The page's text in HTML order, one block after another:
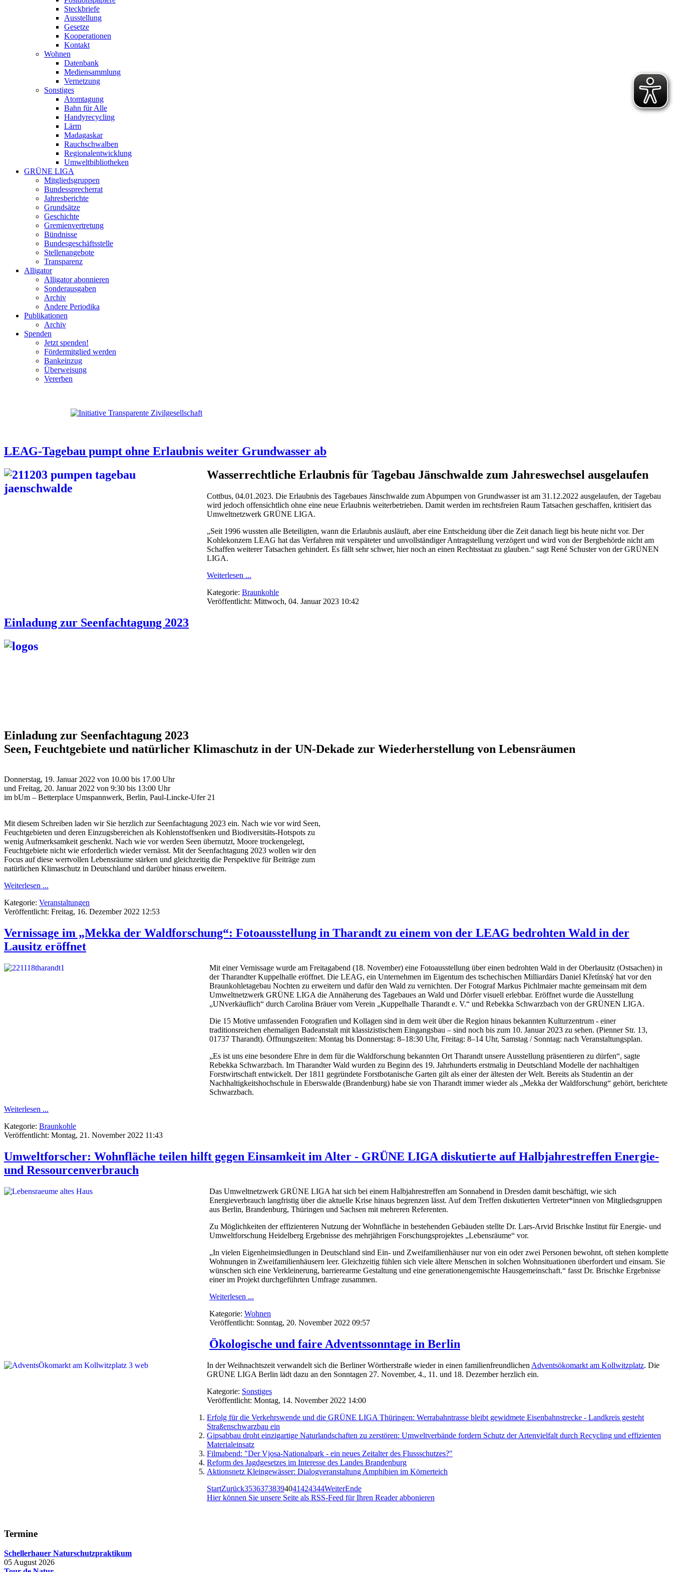
Steckbriefe
Ausstellung
Gesetze
Kooperationen
Kontakt
Wohnen
Datenbank
Mediensammlung
Vernetzung
Sonstiges
Atomtagung
Bahn für Alle
Handyrecycling
Lärm
Madagaskar
Rauchschwalben
Regionalentwicklung
Umweltbibliotheken
GRÜNE LIGA
Mitgliedsgruppen
Bundessprecherrat
Jahresberichte
Grundsätze
Geschichte
Gremienvertretung
Bündnisse
Bundesgeschäftsstelle
Stellenangebote
Transparenz
Alligator
Alligator abonnieren
Sonderausgaben
Archiv
Andere Periodika
Publikationen
Archiv
Spenden
Jetzt spenden!
Fördermitglied werden
Bankeinzug
Überweisung
Vererben
LEAG-Tagebau pumpt ohne Erlaubnis weiter Grundwasser ab
Wasserrechtliche Erlaubnis für Tagebau Jänschwalde zum Jahreswechsel ausgelaufen
Cottbus, 04.01.2023. Die Erlaubnis des Tagebaues Jänschwalde zum Abpumpen von Grundwasser ist am 31.12.2022 ausgelaufen, der Tagebau
wird jedoch offensichtlich ohne eine neue Erlaubnis weiterbetrieben. Damit werden im rechtsfreien Raum Tatsachen geschaffen, kritisiert das
Umweltnetzwerk GRÜNE LIGA.
„Seit 1996 wussten alle Beteiligten, wann die Erlaubnis ausläuft, aber eine Entscheidung über die Zeit danach liegt bis heute nicht vor. Der
Kohlekonzern LEAG hat das Verfahren mit verspäteter und unvollständiger Antragstellung verzögert und wird von der Bergbehörde nicht am
Schaffen weiterer Tatsachen gehindert. Es fällt sehr schwer, hier noch an einen Rechtsstaat zu glauben.“ sagt René Schuster von der GRÜNEN
LIGA.
Weiterlesen ...
Kategorie: Braunkohle
Veröffentlicht: Mittwoch, 04. Januar 2023 10:42
Einladung zur Seenfachtagung 2023
Einladung zur Seenfachtagung 2023
Seen, Feuchtgebiete und natürlicher Klimaschutz in der UN-Dekade zur Wiederherstellung von Lebensräumen
Donnerstag, 19. Januar 2022 von 10.00 bis 17.00 Uhr
und Freitag, 20. Januar 2022 von 9:30 bis 13:00 Uhr
im bUm – Betterplace Umspannwerk, Berlin, Paul-Lincke-Ufer 21
Mit diesem Schreiben laden wir Sie herzlich zur Seenfachtagung 2023 ein. Nach wie vor wird Seen,
Feuchtgebieten und deren Einzugsbereichen als Kohlenstoffsenken und Biodiversitäts-Hotspots zu
wenig Aufmerksamkeit geschenkt. Nach wie vor werden Seen übernutzt, Moore trockengelegt,
Feuchtgebiete nicht wie erforderlich wieder vernässt. Mit der Seenfachtagung 2023 wollen wir den
Focus auf diese wertvollen Lebensräume stärken und gleichzeitig die Perspektive für Beiträge zum
natürlichen Klimaschutz in Deutschland und darüber hinaus erweitern.
Weiterlesen ...
Kategorie: Veranstaltungen
Veröffentlicht: Freitag, 16. Dezember 2022 12:53
Vernissage im „Mekka der Waldforschung“: Fotoausstellung in Tharandt zu einem von der LEAG bedrohten Wald in der
Lausitz eröffnet
Mit einer Vernissage wurde am Freitagabend (18. November) eine Fotoausstellung über einen bedrohten Wald in der Oberlausitz (Ostsachen) in
der Tharandter Kuppelhalle eröffnet. Die LEAG, ein Unternehmen im Eigentum des tschechischen Milliardärs Daniel Křetínský hat vor den
Braunkohletagebau Nochten zu erweitern und dafür den Wald zu vernichten. Der Fotograf Markus Pichlmaier machte gemeinsam mit dem
Umweltnetzwerk GRÜNE LIGA die Annäherung des Tagebaues an Wald und Dörfer visuell erlebbar. Eröffnet wurde die Ausstellung
„UNverkäuflich“ durch Carolina Bräuer vom Verein „Kuppelhalle Tharandt e. V.“ und Rebekka Schwarzbach von der GRÜNEN LIGA.
Die 15 Motive umfassenden Fotografien und Kollagen sind in dem weit über die Region hinaus bekannten Kulturzentrum - einer
traditionsreichen ehemaligen Badeanstalt mit klassizistischem Eingangsbau – sind noch bis zum 10. Januar 2023 zu sehen. (Pienner Str. 13,
01737 Tharandt). Öffnungszeiten: Montag bis Donnerstag: 8–18:30 Uhr, Freitag: 8–14 Uhr, Samstag / Sonntag: nach Veranstaltungsplan.
„Es ist uns eine besondere Ehre in dem für die Waldforschung bekannten Ort Tharandt unsere Ausstellung präsentieren zu dürfen“, sagte
Rebekka Schwarzbach. Im Tharandter Wald wurden zu Beginn des 19. Jahrhunderts erstmalig in Deutschland Modelle der nachhaltigen
Forstwirtschaft entwickelt. Der 1811 gegründete Forstbotanische Garten gilt als einer der ältesten der Welt. Bereits als Studentin an der
Nachhaltigkeitshochschule in Eberswalde (Brandenburg) habe sie von Tharandt immer wieder als „Mekka der Waldforschung“ gehört, berichtete
Schwarzbach.
Weiterlesen ...
Kategorie: Braunkohle
Veröffentlicht: Montag, 21. November 2022 11:43
Umweltforscher: Wohnfläche teilen hilft gegen Einsamkeit im Alter - GRÜNE LIGA diskutierte auf Halbjahrestreffen Energie-
und Ressourcenverbrauch
Das Umweltnetzwerk GRÜNE LIGA hat sich bei einem Halbjahrestreffen am Sonnabend in Dresden damit beschäftigt, wie sich
Energieverbrauch langfristig über die aktuelle Krise hinaus begrenzen lässt. Auf dem Treffen diskutierten Vertreter*innen von Mitgliedsgruppen
aus Berlin, Brandenburg, Thüringen und Sachsen mit mehreren Referenten.
Zu Möglichkeiten der effizienteren Nutzung der Wohnfläche in bestehenden Gebäuden stellte Dr. Lars-Arvid Brischke Institut für Energie- und
Umweltforschung Heidelberg Ergebnisse des mehrjährigen Forschungsprojektes „Lebensräume“ vor.
„In vielen Eigenheimsiedlungen in Deutschland sind Ein- und Zweifamilienhäuser nur von ein oder zwei Personen bewohnt, oft stehen komplette
Wohnungen in Zweifamilienhäusern leer. Gleichzeitig fühlen sich viele ältere Menschen in solchen Wohnsituationen überfordert und einsam. Sie
wünschen sich eine Verkleinerung, barrierearme Gestaltung und eine generationengemischte Hausgemeinschaft.“ fasst Dr. Brischke Ergebnisse
einer im Projekt durchgeführten Umfrage zusammen.
Weiterlesen ...
Kategorie: Wohnen
Veröffentlicht: Sonntag, 20. November 2022 09:57
Ökologische und faire Adventssonntage in Berlin
In der Weihnachtszeit verwandelt sich die Berliner Wörtherstraße wieder in einen familienfreundlichen Adventsökomarkt am Kollwitzplatz. Die
GRÜNE LIGA Berlin lädt dazu an den Sonntagen 27. November, 4., 11. und 18. Dezember herzlich ein.
Kategorie: Sonstiges
Veröffentlicht: Montag, 14. November 2022 14:00
Erfolg für die Verkehrswende und die GRÜNE LIGA Thüringen: Werrabahntrasse bleibt gewidmete Eisenbahnstrecke - Landkreis gesteht
Straßenschwarzbau ein
Gipsabbau droht einzigartige Naturlandschaften zu zerstören: Umweltverbände fordern Schutz der Artenvielfalt durch Recycling und effizienten
Materialeinsatz
Filmabend: "Der Vjosa-Nationalpark - ein neues Zeitalter des Flussschutzes?"
Reform des Jagdgesetzes im Interesse des Landes Brandenburg
Aktionsnetz Kleingewässer: Dialogveranstaltung Amphibien im Körnerteich
StartZurück35363738394041424344WeiterEnde
Hier können Sie unsere Seite als RSS-Feed für Ihren Reader abbonieren
Termine
Schellerhauer Naturschutzpraktikum
05 August 2026